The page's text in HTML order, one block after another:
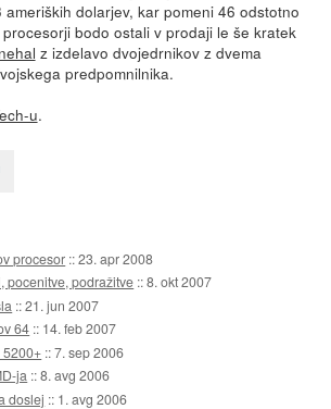
dolarjev, kar pomeni 46 odstotno
bodo ostali v prodaji le še kratek
z izdelavo dvojedrnikov z dvema
predpomnilnika.
u.
procesor ::23. apr 2008
pocenitve, podražitve ::8. okt 2007
::21. jun 2007
64 :: 14. feb 2007
5200+ ::7. sep 2006
ja ::8. avg 2006
doslej :: 1. avg 2006